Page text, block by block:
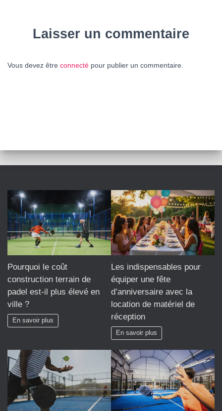
Laisser un commentaire
Vous devez être connecté pour publier un commentaire.
Pourquoi le coût
construction terrain de
padel est-il plus élevé en
ville ?
En savoir plus
Les indispensables pour
équiper une fête
d’anniversaire avec la
location de matériel de
réception
En savoir plus